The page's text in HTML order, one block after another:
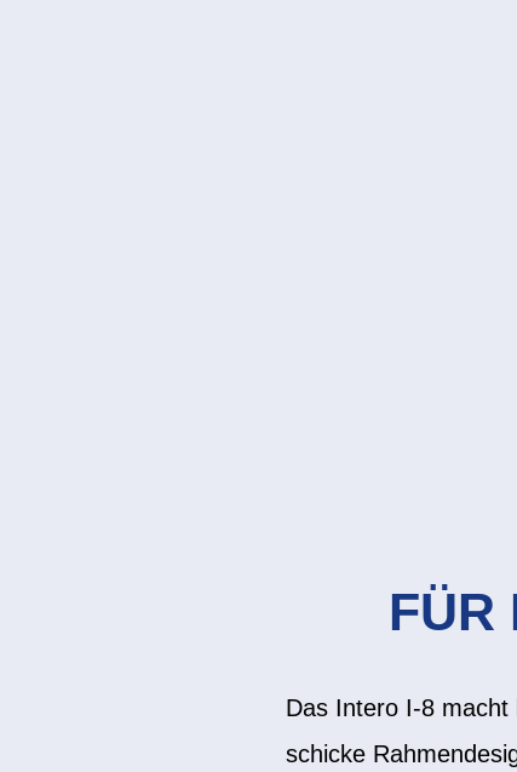
FÜR
Das Intero I-8
schicke